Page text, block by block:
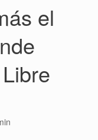
el